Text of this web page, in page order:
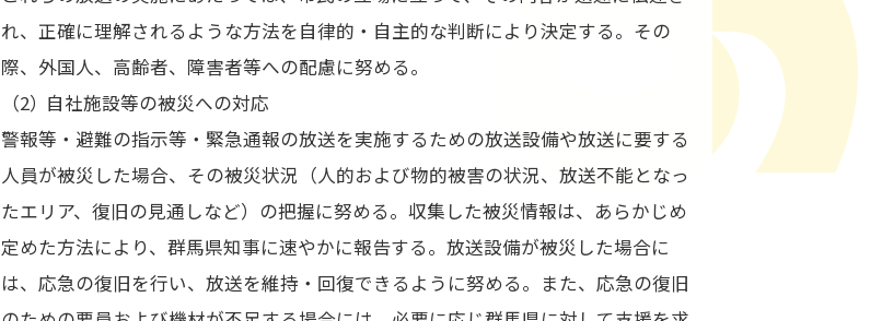
れ、正確に理解されるような方法を自律的・自主的な判断により決定する。その
際、外国人、高齢者、障害者等への配慮に努める。
自社施設等の被災への対応
警報等・避難の指示等・緊急通報の放送を実施するための放送設備や放送に要する
人員が被災した場合、その被災状況（人的および物的被害の状況、放送不能となっ
たエリア、復旧の見通しなど）の把握に努める。収集した被災情報は、あらかじめ
定めた方法により、群馬県知事に速やかに報告する。放送設備が被災した場合に
は、応急の復旧を行い、放送を維持・回復できるように努める。また、応急の復旧